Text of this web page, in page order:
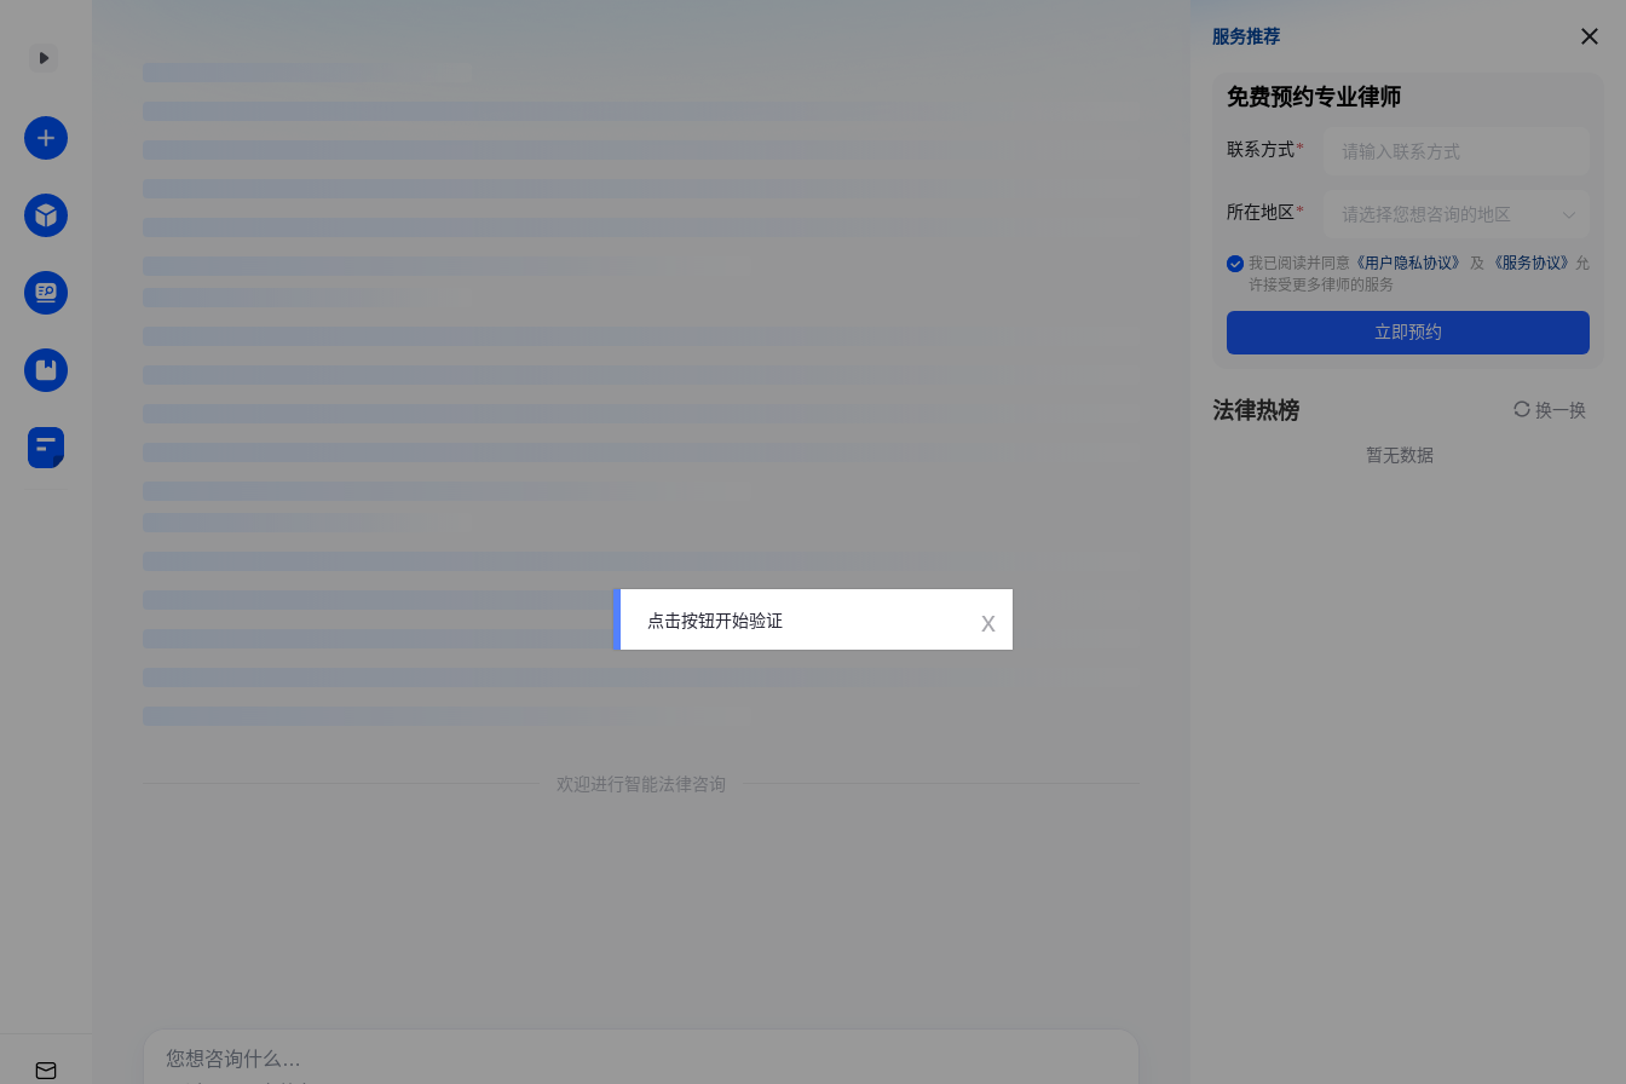
欢迎进行智能法律咨询
服务推荐
服务推荐
免费预约专业律师
联系方式
所在地区
我已阅读并同意 《用户隐私协议》 及 《服务协议》 允
许接受更多律师的服务
立即预约
法律热榜 换一换
暂无数据
点击按钮开始验证 x